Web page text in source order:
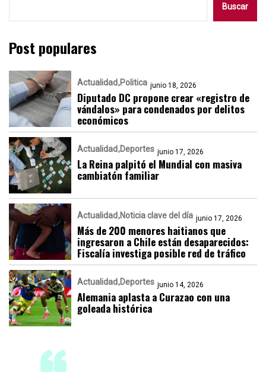
Buscar
Post populares
Actualidad Politica junio 18, 2026
Diputado DC propone crear «registro de
vándalos» para condenados por delitos
económicos
Actualidad Deportes junio 17, 2026
La Reina palpitó el Mundial con masiva
cambiatón familiar
Actualidad Noticia clave del día junio 17, 2026
Más de 200 menores haitianos que
ingresaron a Chile están desaparecidos:
Fiscalía investiga posible red de tráfico
Actualidad Deportes junio 14, 2026
Alemania aplasta a Curazao con una
goleada histórica